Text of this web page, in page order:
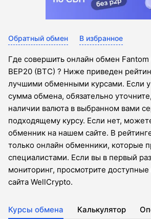
Обратный обмен В избранное
Где совершить онлайн обмен
BEP20 (BTC) ? Ниже приведен
лучшими обменными курсами. Если
сумма обмена, обязательно
наличии валюта в выбранном вами
подходящему курсу. Если нет,
обменник на нашем сайте. В
только онлайн обменники, которые
специалистами. Если вы в первый
мониторинг, просмотрите
сайта WellCrypto.
Курсы обмена Калькулятор